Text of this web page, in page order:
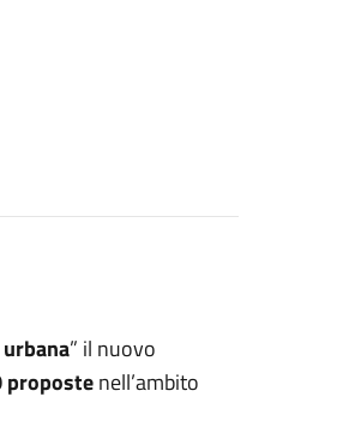
” il nuovo
propostenell’ambito